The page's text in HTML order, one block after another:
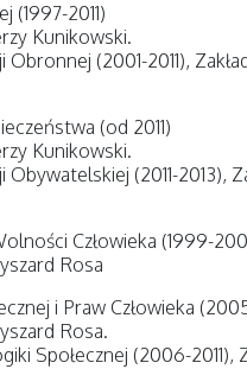
(1997-2011)
Kunikowski.
(2001-2011),
(od 2011)
Kunikowski.
(2011-2013),
Człowieka (1999-
Rosa
i Praw Człowieka
Rosa.
Społecznej (2006-